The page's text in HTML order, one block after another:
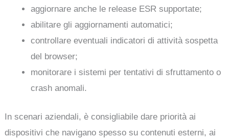
aggiornare anche le release ESR supportate;
abilitare gli aggiornamenti automatici;
controllare eventuali indicatori di attività sospetta
del browser;
monitorare i sistemi per tentativi di sfruttamento o
crash anomali.
In scenari aziendali, è consigliabile dare priorità ai
dispositivi che navigano spesso su contenuti esterni, ai